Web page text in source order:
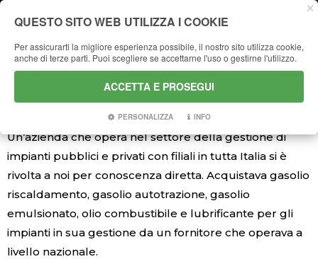
Supporto ufficio acquisti e
centro operativo ordini
Un’azienda che opera nel settore della gestione di
impianti pubblici e privati con filiali in tutta Italia si è
rivolta a noi per conoscenza diretta. Acquistava gasolio
riscaldamento, gasolio autotrazione, gasolio
emulsionato, olio combustibile e lubrificante per gli
impianti in sua gestione da un fornitore che operava a
livello nazionale.
QUESTO SITO WEB UTILIZZA I COOKIE
Per assicurarti la migliore esperienza possibile, il nostro sito utilizza cookie,
anche di terze parti. Puoi scegliere se accettarne l'uso o gestirne l'utilizzo.
ACCETTA E PROSEGUI
PERSONALIZZA INFO